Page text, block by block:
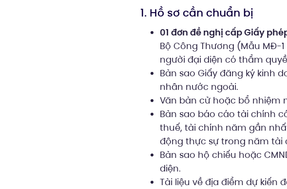
1. Hồ sơ cần chuẩn bị
01 đơn đề nghị cấp Giấy
Bộ Công Thương (Mẫu MĐ-
người đại diện có thẩm
Bản sao Giấy đăng ký kinh
nhân nước ngoài.
Văn bản cử hoặc bổ nhiệm
Bản sao báo cáo tài chính
thuế, tài chính năm gần
động thực sự trong năm tài
Bản sao hộ chiếu hoặc
diện.
Tài liệu về địa điểm dự kiến